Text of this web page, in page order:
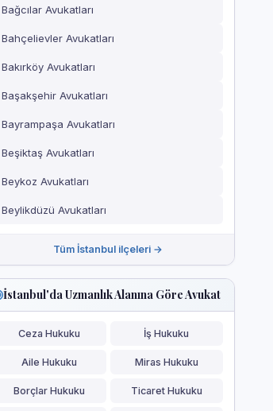
Bağcılar Avukatları
Bahçelievler Avukatları
Bakırköy Avukatları
Başakşehir Avukatları
Bayrampaşa Avukatları
Beşiktaş Avukatları
Beykoz Avukatları
Beylikdüzü Avukatları
Tüm İstanbul ilçeleri →
İstanbul'da Uzmanlık Alanına Göre Avukat
Ceza Hukuku İş Hukuku
Aile Hukuku Miras Hukuku
Borçlar Hukuku Ticaret Hukuku